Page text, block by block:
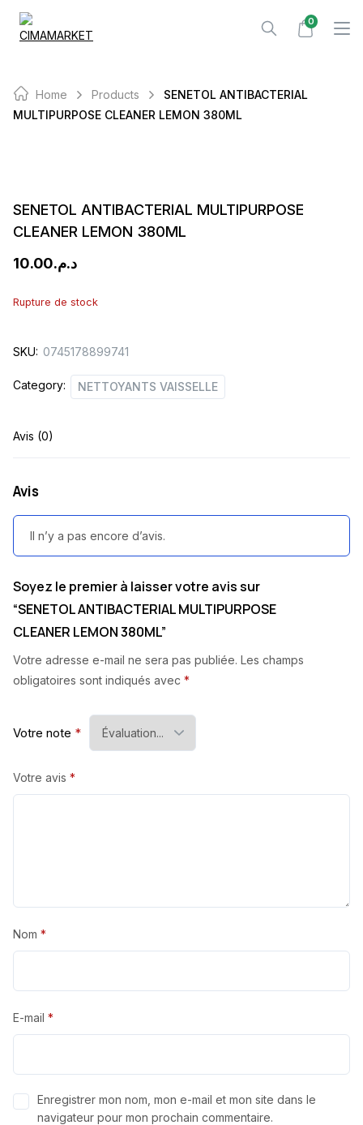
Skip
0
Home Products
SENETOL ANTIBACTERIAL
MULTIPURPOSE CLEANER LEMON 380ML
SENETOL ANTIBACTERIAL MULTIPURPOSE
CLEANER LEMON 380ML
د.م.10.00
Rupture de stock
SKU: 0745178899741
Category: NETTOYANTS VAISSELLE
Avis (0)
Avis
Il n’y a pas encore d’avis.
Soyez le premier à laisser votre avis sur
“SENETOL ANTIBACTERIAL MULTIPURPOSE
CLEANER LEMON 380ML”
Votre adresse e-mail ne sera pas publiée. Les champs
obligatoires sont indiqués avec *
Votre note *
Votre avis *
Nom *
E-mail *
Enregistrer mon nom, mon e-mail et mon site dans le
navigateur pour mon prochain commentaire.